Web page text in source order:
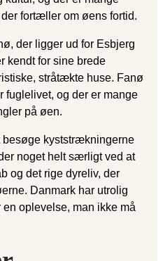
fortæller om øens fortid.
der ligger ud for Esbjerg
kendt for sine brede
stråtækte huse. Fanø
fuglelivet, og der er mange
på øen.
kyststrækningerne
noget helt særligt ved at
og det rige dyreliv, der
Danmark har utrolig
oplevelse, man ikke må